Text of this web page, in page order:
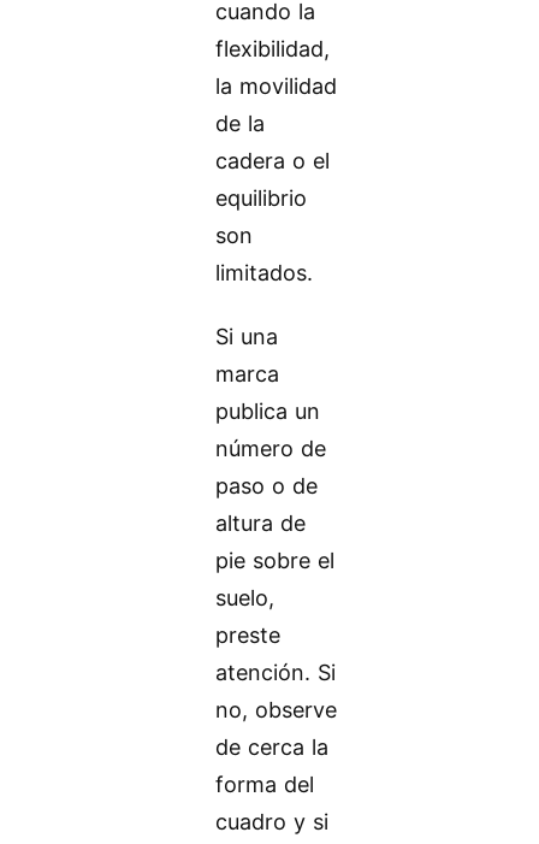
cuando la
flexibilidad,
la movilidad
de la
cadera o el
equilibrio
son
limitados.
Si una
marca
publica un
número de
paso o de
altura de
pie sobre el
suelo,
preste
atención. Si
no, observe
de cerca la
forma del
cuadro y si